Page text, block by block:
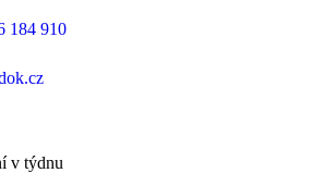
184 910
v týdnu